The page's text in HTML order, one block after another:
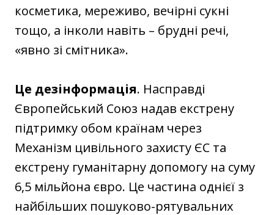
косметика, мереживо, вечірні сукні
тощо, а інколи навіть – брудні речі,
«явно зі смітника».
Це дезінформація. Насправді
Європейський Союз надав екстрену
підтримку обом країнам через
Механізм цивільного захисту ЄС та
екстрену гуманітарну допомогу на суму
6,5 мільйона євро. Це частина однієї з
найбільших пошуково-рятувальних